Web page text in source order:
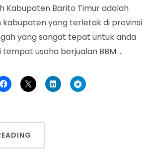
Kabupaten Barito Timur adalah
kabupaten yang terletak di provinsi
yang sangat tepat untuk anda
tempat usaha berjualan BBM …